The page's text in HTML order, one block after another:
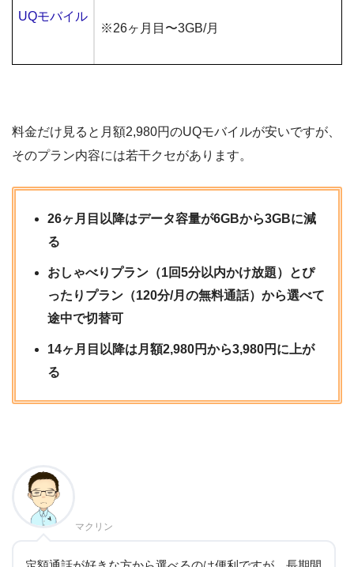
UQモバイル
※26ヶ月目〜3GB/月
料金だけ見ると月額2,980円のUQモバイルが安いですが、
そのプラン内容には若干クセがあります。
26ヶ月目以降はデータ容量が6GBから3GBに減
る
おしゃべりプラン（1回5分以内かけ放題）とぴ
ったりプラン（120分/月の無料通話）から選べて
途中で切替可
14ヶ月目以降は月額2,980円から3,980円に上が
る
マクリン